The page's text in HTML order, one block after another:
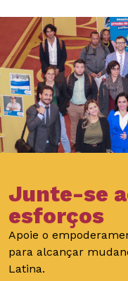
Junte-se
esforços
Apoie o
para alcançar
Latina.